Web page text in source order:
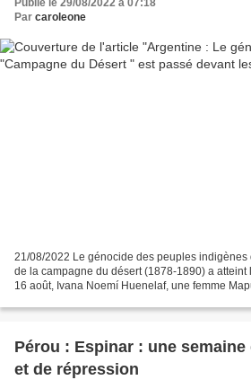
Par caroleone
21/08/2022 Le génocide des peuples
de la campagne du désert (1878-1890) a atteint
16 août, Ivana Noemí Huenelaf, une femme
Pérou : Espinar : une
et de répression